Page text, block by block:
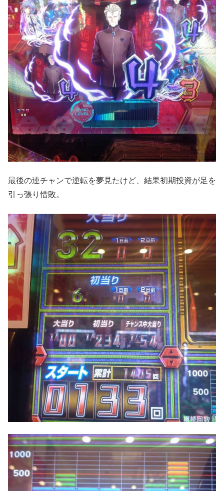
最後の連チャンで逆転を夢見たけど、結果初期投資が足を
引っ張り惜敗。